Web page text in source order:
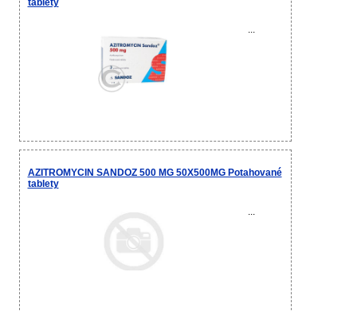
tablety
...
AZITROMYCIN SANDOZ 500 MG 50X500MG Potahované
tablety
...